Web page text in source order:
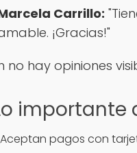
Carrillo:
¡Gracias!"
no hay opiniones
importante
pagos con